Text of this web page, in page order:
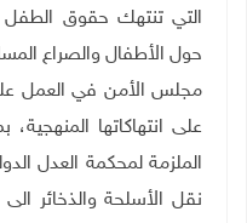
التي تنتهك حقوق الطفل
حول الأطفال والصراع
مجلس الأمن في العمل
على انتهاكاتها المنهجية،
الملزمة لمحكمة العدل
نقل الأسلحة والذخائر